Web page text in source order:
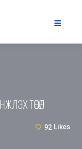
ТӨСӨЛ
92 Likes